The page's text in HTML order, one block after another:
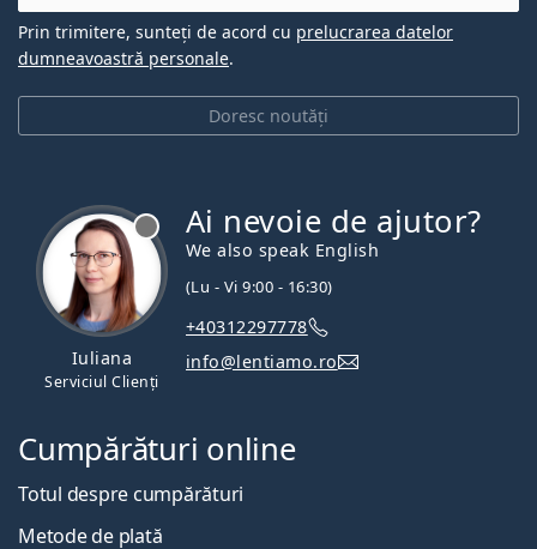
Doresc noutăți
Prin trimitere, sunteți de acord cu prelucrarea datelor
dumneavoastră personale.
Iuliana
Serviciul Clienți
Ai nevoie de ajutor?
We also speak English
(Lu - Vi 9:00 - 16:30)
+40312297778
info@lentiamo.ro
Cumpărături online
Totul despre cumpărături
Metode de plată